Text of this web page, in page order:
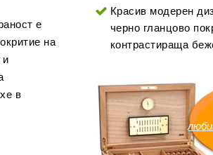
е
на
и
в
Красив модерен
черно гланцово
контрастираща